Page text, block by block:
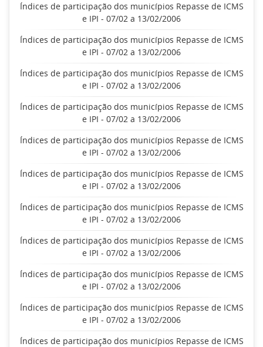
Índices de participação dos municípios Repasse de ICMS
e IPI - 07/02 a 13/02/2006
Índices de participação dos municípios Repasse de ICMS
e IPI - 07/02 a 13/02/2006
Índices de participação dos municípios Repasse de ICMS
e IPI - 07/02 a 13/02/2006
Índices de participação dos municípios Repasse de ICMS
e IPI - 07/02 a 13/02/2006
Índices de participação dos municípios Repasse de ICMS
e IPI - 07/02 a 13/02/2006
Índices de participação dos municípios Repasse de ICMS
e IPI - 07/02 a 13/02/2006
Índices de participação dos municípios Repasse de ICMS
e IPI - 07/02 a 13/02/2006
Índices de participação dos municípios Repasse de ICMS
e IPI - 07/02 a 13/02/2006
Índices de participação dos municípios Repasse de ICMS
e IPI - 07/02 a 13/02/2006
Índices de participação dos municípios Repasse de ICMS
e IPI - 07/02 a 13/02/2006
Índices de participação dos municípios Repasse de ICMS